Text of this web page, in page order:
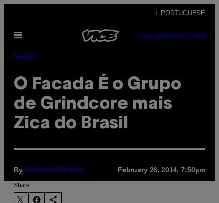
content
+ PORTUGUESE
Open
SUBSCRIBENEWSLETTER
Música
O Facada É o Grupo
de Grindcore mais
Zica do Brasil
By Eduardo Ribeiro February 26, 2014, 7:50pm
Share: